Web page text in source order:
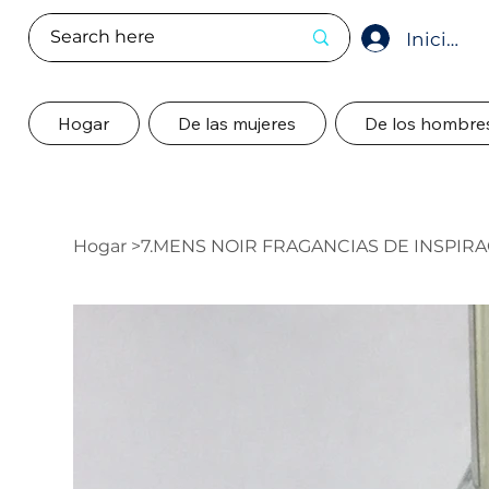
Iniciar
Hogar De las mujeres De los
Hogar >7.MENS NOIR FRAGANCIAS DE